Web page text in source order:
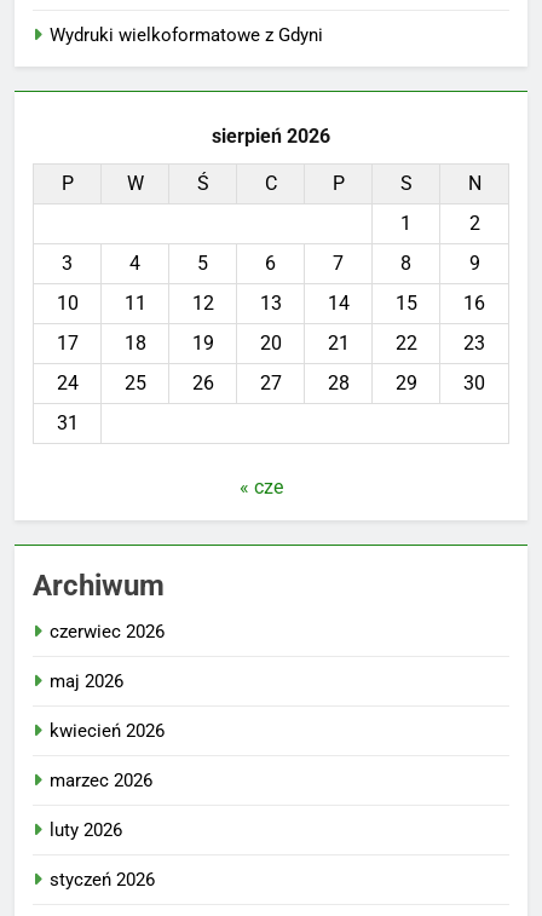
Wydruki wielkoformatowe z Gdyni
sierpień 2026
P W Ś C P S
N
1
2
3
4 5 6 7 8
9
10
11 12 13 14 15
16
17
18 19 20 21 22
23
24
25 26 27 28 29
30
31
« cze
Archiwum
czerwiec 2026
maj 2026
kwiecień 2026
marzec 2026
luty 2026
styczeń 2026